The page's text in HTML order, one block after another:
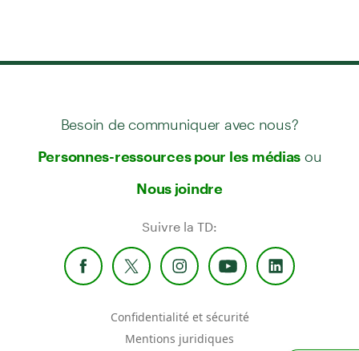
Besoin de communiquer avec nous?
Personnes-ressources pour les médias ou
Nous joindre
Suivre la TD:
Confidentialité et sécurité
Mentions juridiques